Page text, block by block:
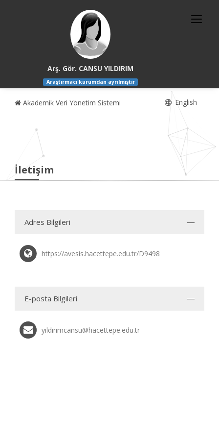
Arş. Gör. CANSU YILDIRIM
Araştırmacı kurumdan ayrılmıştır
Akademik Veri Yönetim Sistemi English
İletişim
Adres Bilgileri
https://avesis.hacettepe.edu.tr/D9498
E-posta Bilgileri
yildirimcansu@hacettepe.edu.tr